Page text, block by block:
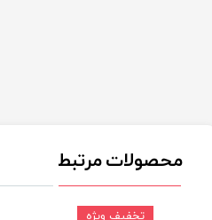
محصولات مرتبط
تخفیف ویژه